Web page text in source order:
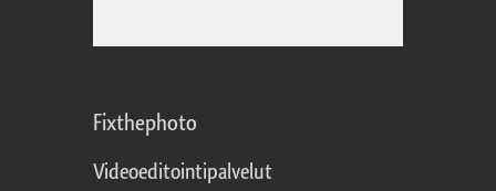
Fixthephoto
Videoeditointipalvelut